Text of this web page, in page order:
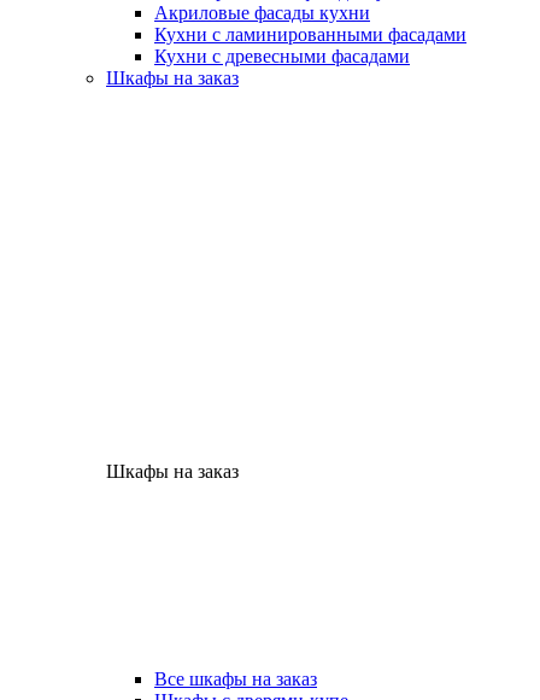
Акриловые фасады кухни
Кухни с ламинированными фасадами
Кухни с древесными фасадами
Шкафы на заказ
Шкафы на заказ
Все шкафы на заказ